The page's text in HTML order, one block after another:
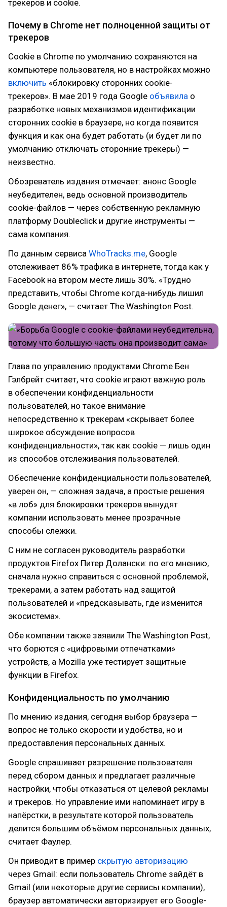
трекеров и cookie.
Почему в Chrome нет полноценной защиты от
трекеров
Cookie в Chrome по умолчанию сохраняются на
компьютере пользователя, но в настройках можно
включить «блокировку сторонних cookie-
трекеров». В мае 2019 года Google объявила о
разработке новых механизмов идентификации
сторонних cookie в браузере, но когда появится
функция и как она будет работать (и будет ли по
умолчанию отключать сторонние трекеры) —
неизвестно.
Обозреватель издания отмечает: анонс Google
неубедителен, ведь основной производитель
cookie-файлов — через собственную рекламную
платформу Doubleclick и другие инструменты —
сама компания.
По данным сервиса WhoTracks.me, Google
отслеживает 86% трафика в интернете, тогда как у
Facebook на втором месте лишь 30%. «Трудно
представить, чтобы Chrome когда-нибудь лишил
Google денег», — считает The Washington Post.
Глава по управлению продуктами Chrome Бен
Гэлбрейт считает, что cookie играют важную роль
в обеспечении конфиденциальности
пользователей, но такое внимание
непосредственно к трекерам «скрывает более
широкое обсуждение вопросов
конфиденциальности», так как cookie — лишь один
из способов отслеживания пользователей.
Обеспечение конфиденциальности пользователей,
уверен он, — сложная задача, а простые решения
«в лоб» для блокировки трекеров вынудят
компании использовать менее прозрачные
способы слежки.
С ним не согласен руководитель разработки
продуктов Firefox Питер Долански: по его мнению,
сначала нужно справиться с основной проблемой,
трекерами, а затем работать над защитой
пользователей и «предсказывать, где изменится
экосистема».
Обе компании также заявили The Washington Post,
что борются с «цифровыми отпечатками»
устройств, а Mozilla уже тестирует защитные
функции в Firefox.
Конфиденциальность по умолчанию
По мнению издания, сегодня выбор браузера —
вопрос не только скорости и удобства, но и
предоставления персональных данных.
Google спрашивает разрешение пользователя
перед сбором данных и предлагает различные
настройки, чтобы отказаться от целевой рекламы
и трекеров. Но управление ими напоминает игру в
напёрстки, в результате которой пользователь
делится большим объёмом персональных данных,
считает Фаулер.
Он приводит в пример скрытую авторизацию
через Gmail: если пользователь Chrome зайдёт в
Gmail (или некоторые другие сервисы компании),
браузер автоматически авторизирует его Google-